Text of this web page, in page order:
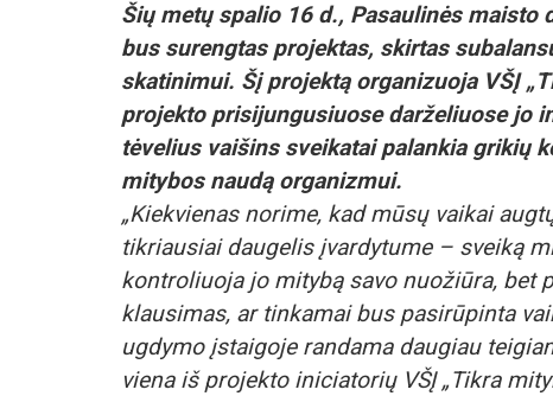
Šių metų spalio 16 d., Pasaulinės maisto
bus surengtas projektas, skirtas
skatinimui. Šį projektą organizuoja VŠĮ
projekto prisijungusiuose darželiuose jo
tėvelius vaišins sveikatai palankia grikių
mitybos naudą organizmui.
„Kiekvienas norime, kad mūsų vaikai
tikriausiai daugelis įvardytume – sveiką
kontroliuoja jo mitybą savo nuožiūra, bet
klausimas, ar tinkamai bus pasirūpinta
ugdymo įstaigoje randama daugiau
viena iš projekto iniciatorių VŠĮ „Tikra